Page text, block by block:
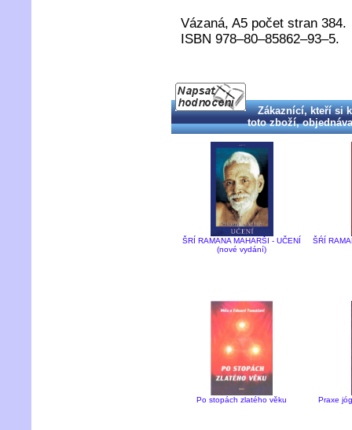
Vázaná, A5 počet stran 384.
ISBN 978–80–85862–93–5.
Zákaznící, kteří si
toto zboží,
ŠRÍ RAMANA MAHARŠI - UČENÍ
(nové vydání)
ŠŔÍ
Po stopách zlatého věku Praxe